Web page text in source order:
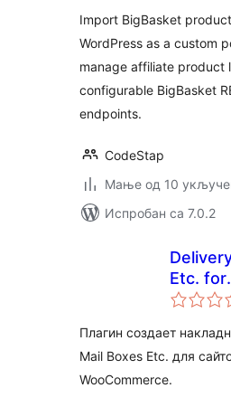
Import BigBasket
WordPress as a custom
manage affiliate product
configurable BigBasket
endpoints.
CodeStap
Мање од 10
Испробан са 7.0.2
Etc. for
Плагин создает
Mail Boxes Etc. для
WooCommerce.